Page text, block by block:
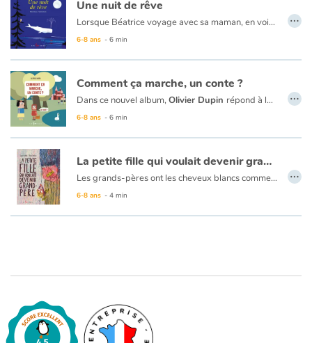
Une nuit de rêve
Lorsque Béatrice voyage avec sa maman, en voiture, la nuit, cette dernière insiste toujours pour qu’elle dorme le plus rapidement possible. De cette manière, elle sera en forme à l’arrivée et le temps passera beaucoup plus vite. C’est ce qu’elle dit toujours. C’est pourquoi, lorsque maman réveille Béatrice à peine endormie, celle-ci est plus que surprise. Est-ce qu’elle rêve ou sa mère essaie vraiment de la réveiller ? La fillette ouvre les yeux et assiste alors à un spectacle qu’elle n’a jamais vu et surtout, qui la ravit. Ce qu’elle ne sait pas, c’est qu’elle n’est pas au bout de ses surprises ; la nuit sera riche en découvertes.
6-8 ans - 6 min
…
Comment ça marche, un conte ?
Dans ce nouvel album,Olivier Dupin répond à la grande question : «Comment ça marche, un conte?» Il vulgarise pour les plus jeunes les notions de base du conte classique. Nulle théorie complexe ici, mais plutôt de l’humour à la tonne. Chaque notion est accompagnée de quatre cases illustrées à la manière d’une bande dessinée. Ces quatre cases mettent chacune en scène un conte : Le Petit Chaperon rouge, Le Petit Poucet, Le Vilain petit canard et Blanche-Neige. Ainsi, les notions s’enchainent au fil des pages, alors que le récit des quatre histoires avance. À cette structure ingénieuse s’ajoute le ton quelque peu grinçant choisi par
6-8 ans - 6 min
…
La petite fille qui voulait devenir grand-père
Les grands-pères ont les cheveux blancs comme des nuages, ne se dépêchent jamais, adorent jouer de l’accordéon et ont toujours des bonbons au citron dans les poches. Qui ne voudrait pas être grand-père ?
6-8 ans - 4 min
…